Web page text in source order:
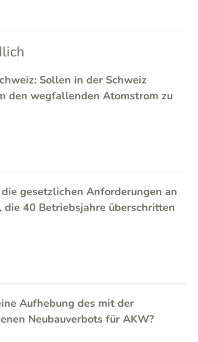
Sollen in der Schweiz
den wegfallenden Atomstrom zu
gesetzlichen Anforderungen an
40 Betriebsjahre überschritten
Aufhebung des mit der
Neubauverbots für AKW?